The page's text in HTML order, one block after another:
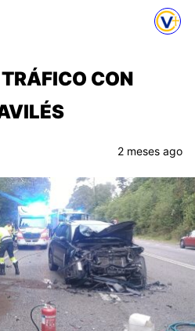
CON
2 meses ago